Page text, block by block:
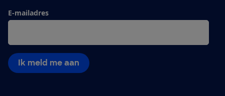
E-mailadres
Ik meld me aan